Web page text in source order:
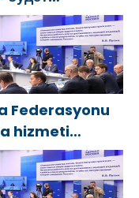
и ОПК
Federasyonu
hizmeti
gazilerinin